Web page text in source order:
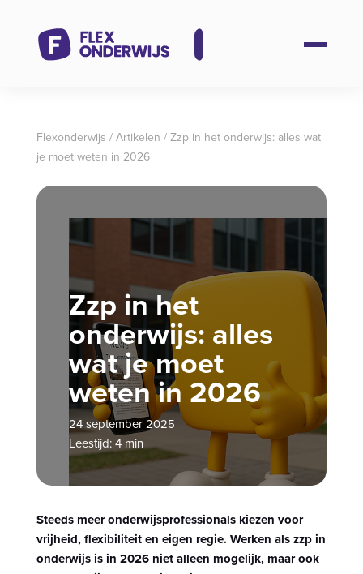
Flexonderwijs / Artikelen / Zzp in het onderwijs: alles wat
je moet weten in 2026
Zzp in het
onderwijs: alles
wat je moet
weten in 2026
24 september 2025
Leestijd: 4 min
Steeds meer onderwijsprofessionals kiezen voor
vrijheid, flexibiliteit en eigen regie. Werken als zzp in
onderwijs is in 2026 niet alleen mogelijk, maar ook